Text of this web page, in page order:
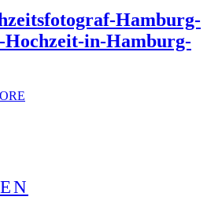
Hamburg-
Hochzeit-in-Hamburg-